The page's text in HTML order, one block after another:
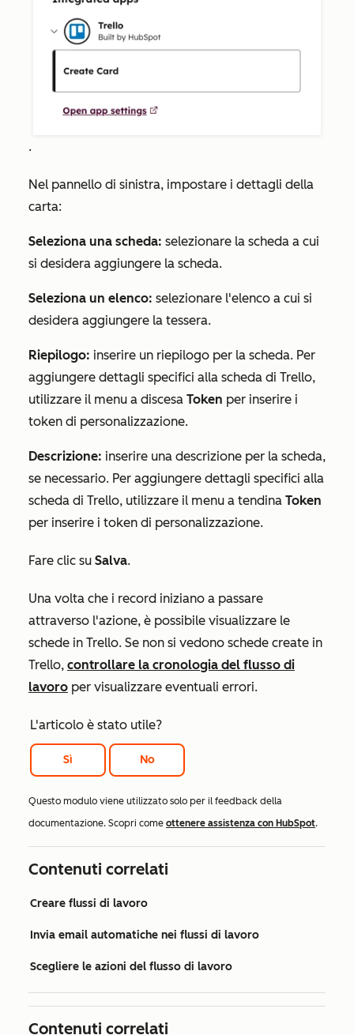
.
Nel pannello di sinistra, impostare i dettagli della
carta:
Seleziona una scheda: selezionare la scheda a cui
si desidera aggiungere la scheda.
Seleziona un elenco: selezionare l'elenco a cui si
desidera aggiungere la tessera.
Riepilogo: inserire un riepilogo per la scheda. Per
aggiungere dettagli specifici alla scheda di Trello,
utilizzare il menu a discesa Token per inserire i
token di personalizzazione.
Descrizione: inserire una descrizione per la scheda,
se necessario. Per aggiungere dettagli specifici alla
scheda di Trello, utilizzare il menu a tendina Token
per inserire i token di personalizzazione.
Fare clic su Salva.
Una volta che i record iniziano a passare
attraverso l'azione, è possibile visualizzare le
schede in Trello. Se non si vedono schede create in
Trello, controllare la cronologia del flusso di
lavoro per visualizzare eventuali errori.
L'articolo è stato utile?
Sì No
Questo modulo viene utilizzato solo per il feedback della
documentazione. Scopri come ottenere assistenza con HubSpot.
Contenuti correlati
Creare flussi di lavoro
Invia email automatiche nei flussi di lavoro
Scegliere le azioni del flusso di lavoro
Contenuti correlati